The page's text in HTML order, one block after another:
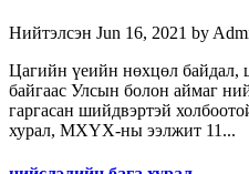
Нийтэлсэн Jun 16, 2021 by
Цагийн үеийн нөхцөл байдал,
байгаас Улсын болон аймаг
гаргасан шийдвэртэй
хурал, МХҮХ-ны ээлжит 11...